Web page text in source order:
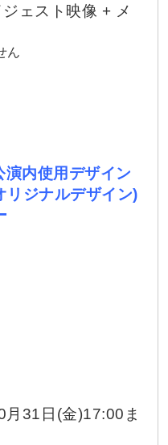
ェスト映像 + メ
ん
内使用デザイン
リジナルデザイン)
31日(金)17:00ま